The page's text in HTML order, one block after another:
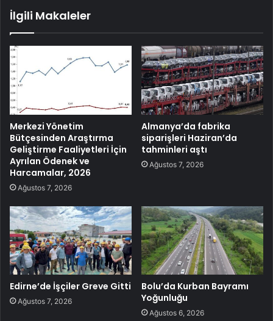
İlgili Makaleler
Merkezi Yönetim
Bütçesinden Araştırma
Geliştirme Faaliyetleri İçin
Ayrılan Ödenek ve
Harcamalar, 2026
Ağustos 7, 2026
Almanya’da fabrika
siparişleri Haziran’da
tahminleri aştı
Ağustos 7, 2026
Edirne’de İşçiler Greve Gitti
Ağustos 7, 2026
Bolu’da Kurban Bayramı
Yoğunluğu
Ağustos 6, 2026